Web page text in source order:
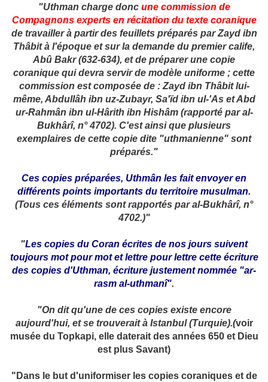
"Uthman charge donc une commission de
Compagnons experts en récitation du texte coranique
de travailler à partir des feuillets préparés par Zayd ibn
Thâbit à l'époque et sur la demande du premier calife,
Abû Bakr (632-634), et de préparer une copie
coranique qui devra servir de modèle uniforme ; cette
commission est composée de : Zayd ibn Thâbit lui-
même, Abdullâh ibn uz-Zubayr, Sa'ïd ibn ul-'As et Abd
ur-Rahmân ibn ul-Hârith ibn Hishâm (rapporté par al-
Bukhârî, n° 4702). C'est ainsi que plusieurs
exemplaires de cette copie dite "uthmanienne" sont
préparés."
Ces copies préparées, Uthmân les fait envoyer en
différents points importants du territoire musulman.
(Tous ces éléments sont rapportés par al-Bukhârî, n°
4702.)"
"Les copies du Coran écrites de nos jours suivent
toujours mot pour mot et lettre pour lettre cette écriture
des copies d'Uthman, écriture justement nommée "ar-
rasm al-uthmanî".
"On dit qu'une de ces copies existe encore
aujourd'hui, et se trouverait à Istanbul (Turquie).(voir
musée du Topkapi, elle daterait des années 650 et Dieu
est plus Savant)
"Dans le but d'uniformiser les copies coraniques et de